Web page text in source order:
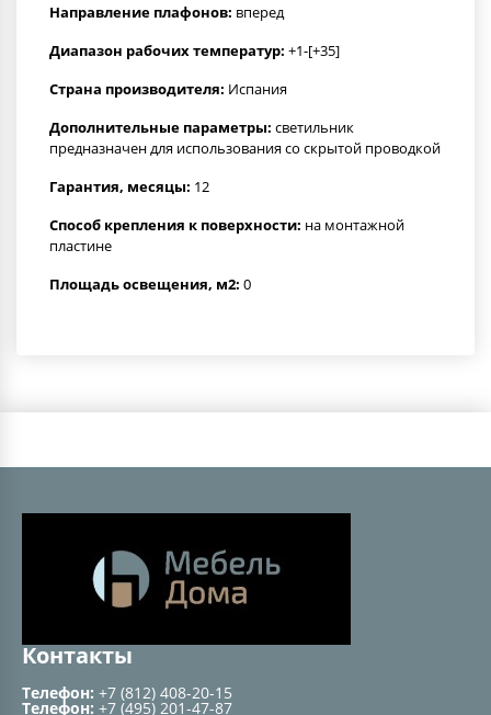
Направление плафонов: вперед
Диапазон рабочих температур: +1-[+35]
Страна производителя: Испания
Дополнительные параметры: светильник
предназначен для использования со скрытой проводкой
Гарантия, месяцы: 12
Способ крепления к поверхности: на монтажной
пластине
Площадь освещения, м2: 0
Контакты
Телефон: +7 (812) 408-20-15
Телефон: +7 (495) 201-47-87